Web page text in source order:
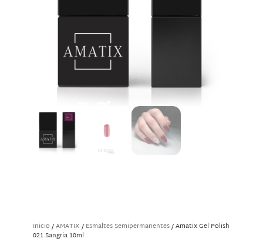
Inicio /AMATIX / Esmaltes Semipermanentes/ Amatix Gel Polish
021 Sangria 10ml